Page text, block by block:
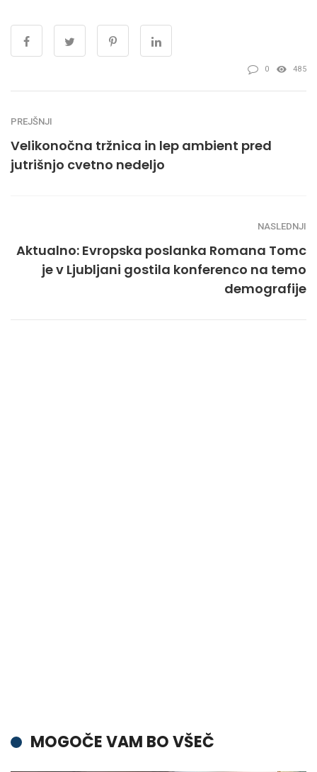
0 485
PREJŠNJI
Velikonočna tržnica in lep ambient pred
jutrišnjo cvetno nedeljo
NASLEDNJI
Aktualno: Evropska poslanka Romana Tomc
je v Ljubljani gostila konferenco na temo
demografije
MOGOČE VAM BO VŠEČ